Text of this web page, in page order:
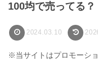
100均で売ってる？
2024.03.10
※当サイトはプロモーシ